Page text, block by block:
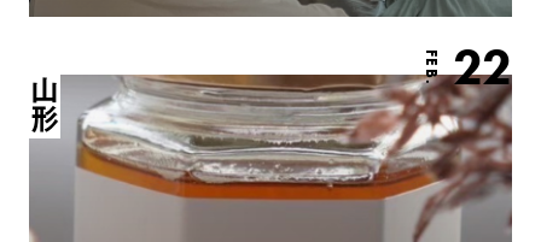
FEB. 22
山形